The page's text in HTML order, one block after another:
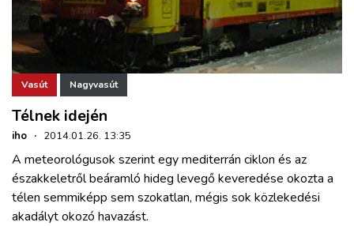
Vasút Nagyvasút
Télnek idején
iho · 2014.01.26. 13:35
A meteorológusok szerint egy mediterrán ciklon és az
északkeletről beáramló hideg levegő keveredése okozta a
télen semmiképp sem szokatlan, mégis sok közlekedési
akadályt okozó havazást.